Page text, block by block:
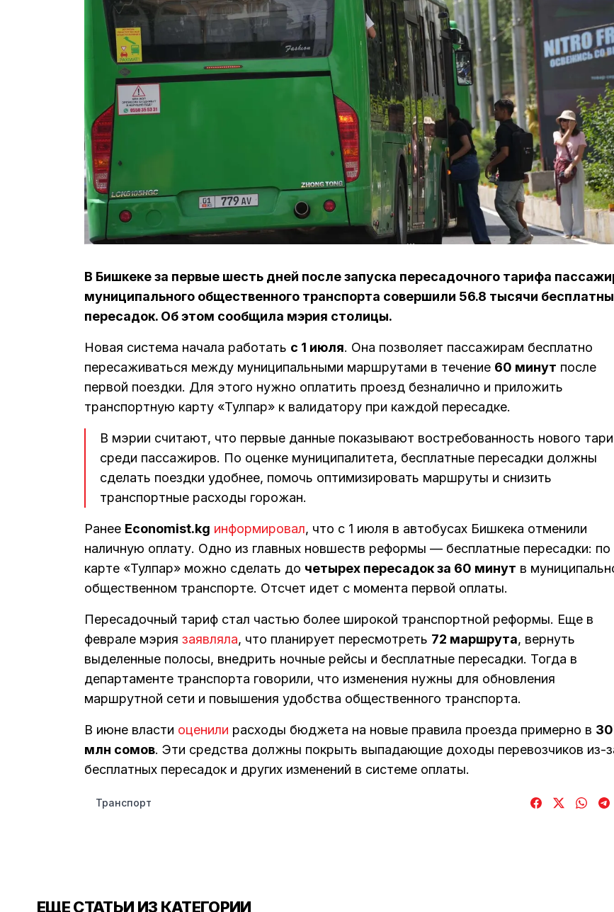
В Бишкеке за первые шесть дней после запуска пересадочного тарифа
муниципального общественного транспорта совершили 56.8 тысячи
пересадок. Об этом сообщила мэрия столицы.
Новая система начала работать с 1 июля. Она позволяет пассажирам бесплатно
пересаживаться между муниципальными маршрутами в течение 60 минут после
первой поездки. Для этого нужно оплатить проезд безналично и приложить
транспортную карту «Тулпар» к валидатору при каждой пересадке.
В мэрии считают, что первые данные показывают востребованность нового
среди пассажиров. По оценке муниципалитета, бесплатные пересадки должны
сделать поездки удобнее, помочь оптимизировать маршруты и снизить
транспортные расходы горожан.
Ранее Economist.kg информировал, что с 1 июля в автобусах Бишкека отменили
наличную оплату. Одно из главных новшеств реформы — бесплатные пересадки: по
карте «Тулпар» можно сделать до четырех пересадок за 60 минут в
общественном транспорте. Отсчет идет с момента первой оплаты.
Пересадочный тариф стал частью более широкой транспортной реформы. Еще в
феврале мэрия заявляла, что планирует пересмотреть 72 маршрута, вернуть
выделенные полосы, внедрить ночные рейсы и бесплатные пересадки. Тогда в
департаменте транспорта говорили, что изменения нужны для обновления
маршрутной сети и повышения удобства общественного транспорта.
В июне власти оценили расходы бюджета на новые правила проезда примерно в
млн сомов. Эти средства должны покрыть выпадающие доходы перевозчиков из-
бесплатных пересадок и других изменений в системе оплаты.
Транспорт
ЕЩЕ СТАТЬИ ИЗ КАТЕГОРИИ